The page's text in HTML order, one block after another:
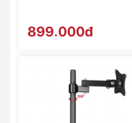
899.000đ